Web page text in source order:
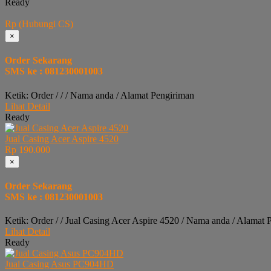
Ready
Rp (Hubungi CS)
×
Order Sekarang
SMS ke : 081230001003
Ketik: Order / / / Nama anda / Alamat Pengiriman
Lihat Detail
Ready
Jual Casing Acer Aspire 4520
Rp 190.000
×
Order Sekarang
SMS ke : 081230001003
Ketik: Order / / Jual Casing Acer Aspire 4520 / Nama anda / Alamat
Lihat Detail
Ready
Jual Casing Asus PC904HD